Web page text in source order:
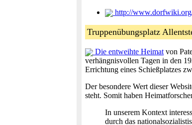
http://
Truppenübungsplatz
Die entweihte Heimat von
verhängnisvollen Tagen in den
Errichtung eines Schießplatzes
Der besondere Wert dieser
steht. Somit haben
In unserem Kontext
durch das